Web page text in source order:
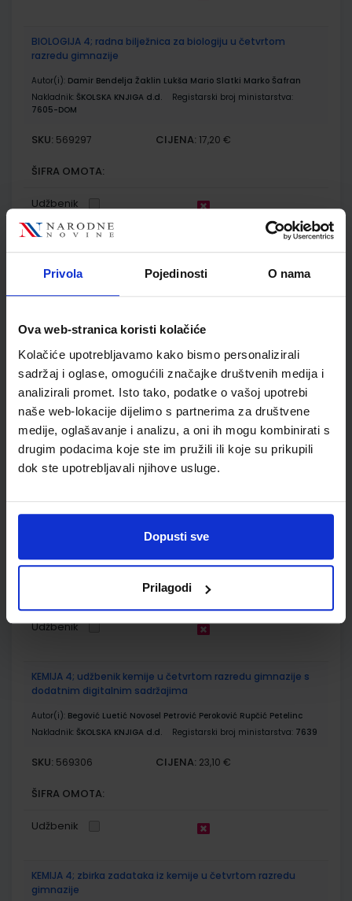
Privola Pojedinosti O nama
Ova web-stranica koristi kolačiće
Kolačiće upotrebljavamo kako bismo personalizirali
sadržaj i oglase, omogućili značajke društvenih medija i
analizirali promet. Isto tako, podatke o vašoj upotrebi
naše web-lokacije dijelimo s partnerima za društvene
medije, oglašavanje i analizu, a oni ih mogu kombinirati s
drugim podacima koje ste im pružili ili koje su prikupili
dok ste upotrebljavali njihove usluge.
Dopusti sve
Prilagodi
BIOLOGIJA 4; radna bilježnica za biologiju u četvrtom
razredu gimnazije
Autor(i): Damir Bendelja Žaklin Lukša Mario Slatki Marko Šafran
Nakladnik: ŠKOLSKA KNJIGA d.d.
Registarski broj ministarstva:
7605-DOM
SKU: 569297 CIJENA: 17,20 €
ŠIFRA OMOTA:
Udžbenik
FIZIKA OKO NAS 4; udžbenik fizike u četvrtom razredu
gimnazije s dodatnim digitalnim sadržajima
SKU: CIJENA:
ŠIFRA OMOTA:
Udžbenik
FIZIKA OKO NAS 4; zbirka zadataka za četvrti razred
gimnazije
Vadlja Rešetar
SKU:569511 CIJENA:17,20 €
Udžbenik
KEMIJA 4; udžbenik kemije u četvrtom razredu gimnazije s
dodatnim digitalnim sadržajima
Autor(i): Begović Luetić Novosel Petrović Peroković Rupčić Petelinc
Nakladnik: ŠKOLSKA KNJIGA d.d. Registarski broj ministarstva: 7639
SKU: 569306 CIJENA: 23,10 €
ŠIFRA OMOTA:
Udžbenik
KEMIJA 4; zbirka zadataka iz kemije u četvrtom razredu
gimnazije